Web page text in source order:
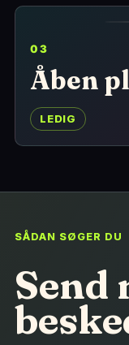
03
Åben
LEDIG
SÅDAN SØGER DU
Send